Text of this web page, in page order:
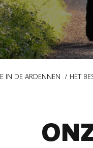
IN DE ARDENNEN HET